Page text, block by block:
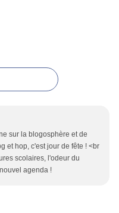
sur la blogosphère et de
et hop, c'est jour de fête ! <br
scolaires, l'odeur du
agenda !